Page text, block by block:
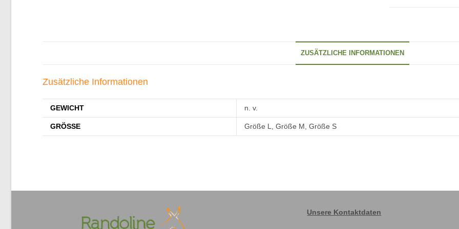
ZUSÄTZLICHE INFORMATIONEN
Zusätzliche Informationen
GEWICHT n. v.
GRÖSSE Größe L, Größe M, Größe S
Unsere Kontaktdaten